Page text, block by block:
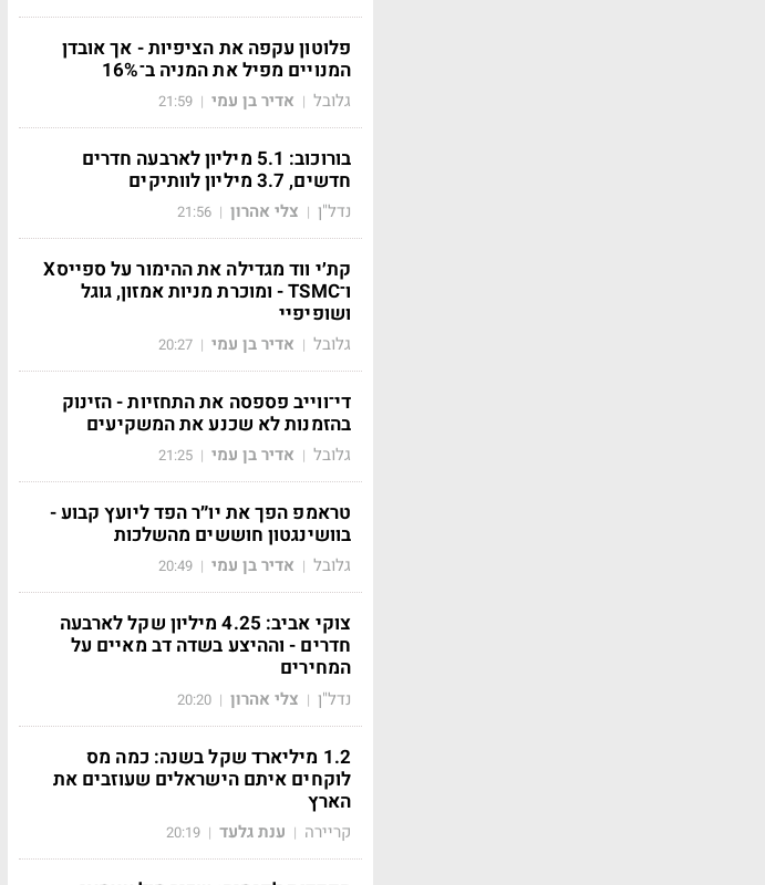
פלוטון עקפה את הציפיות - אך אובדן
המנויים מפיל את המניה ב־16%
גלובל | אדיר בן עמי |
21:59
בורוכוב: 5.1 מיליון לארבעה חדרים
חדשים, 3.7 מיליון לוותיקים
נדל"ן | צלי אהרון |
21:56
קת׳י ווד מגדילה את ההימור על ספייסX
ו־TSMC - ומוכרת מניות אמזון, גוגל
ושופיפיי
גלובל | אדיר בן עמי |
20:27
די־ווייב פספסה את התחזיות - הזינוק
בהזמנות לא שכנע את המשקיעים
גלובל | אדיר בן עמי |
21:25
טראמפ הפך את יו״ר הפד ליועץ קבוע -
בוושינגטון חוששים מהשלכות
גלובל | אדיר בן עמי |
20:49
צוקי אביב: 4.25 מיליון שקל לארבעה
חדרים - וההיצע בשדה דב מאיים על
המחירים
נדל"ן | צלי אהרון |
20:20
1.2 מיליארד שקל בשנה: כמה מס
לוקחים איתם הישראלים שעוזבים את
הארץ
קריירה | ענת גלעד |
20:19